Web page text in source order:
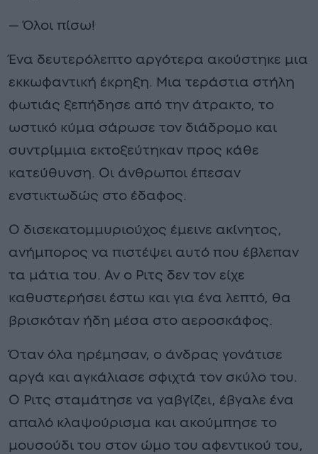
— Όλοι πίσω!
Ένα δευτερόλεπτο αργότερα ακούστηκε μια
εκκωφαντική έκρηξη. Μια τεράστια στήλη
φωτιάς ξεπήδησε από την άτρακτο, το
ωστικό κύμα σάρωσε τον διάδρομο και
συντρίμμια εκτοξεύτηκαν προς κάθε
κατεύθυνση. Οι άνθρωποι έπεσαν
ενστικτωδώς στο έδαφος.
Ο δισεκατομμυριούχος έμεινε ακίνητος,
ανήμπορος να πιστέψει αυτό που έβλεπαν
τα μάτια του. Αν ο Ριτς δεν τον είχε
καθυστερήσει έστω και για ένα λεπτό, θα
βρισκόταν ήδη μέσα στο αεροσκάφος.
Όταν όλα ηρέμησαν, ο άνδρας γονάτισε
αργά και αγκάλιασε σφιχτά τον σκύλο του.
Ο Ριτς σταμάτησε να γαβγίζει, έβγαλε ένα
απαλό κλαψούρισμα και ακούμπησε το
μουσούδι του στον ώμο του αφεντικού του,